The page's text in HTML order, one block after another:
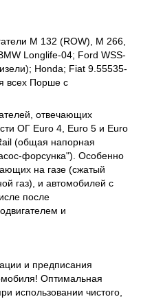
M 132 (ROW), M 266,
Longlife-04; Ford WSS-
Honda; Fiat 9.55535-
всех Порше с
отвечающих
ОГ Euro 4, Euro 5 и Euro
(общая напорная
форсунка"). Особенно
на газе (сжатый
газ), и автомобилей с
после
и
и предписания
Оптимальная
использовании чистого,